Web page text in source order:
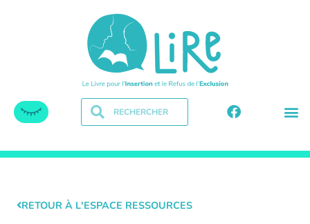
RETOUR À L'ESPACE RESSOURCES